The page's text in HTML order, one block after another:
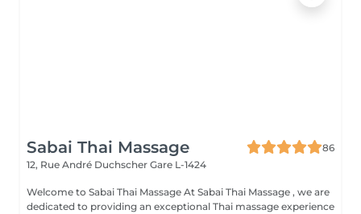
Sabai Thai Massage
86
12, Rue André Duchscher Gare L-1424
Welcome to Sabai Thai Massage At Sabai Thai Massage , we are
dedicated to providing an exceptional Thai massage experience